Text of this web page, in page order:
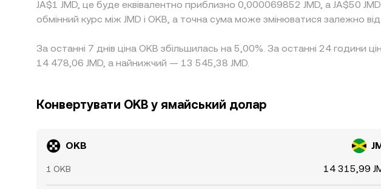
JA$1 JMD, це буде еквівалентно приблизно 0,000069852 JMD, а JA$50
обмінний курс між JMD і OKB, а точна сума може змінюватися залежно
За останні 7 днів ціна OKB збільшилась на 5,00%. За останні 24
14 478,06 JMD, а найнижчий — 13 545,38 JMD.
Конвертувати OKB у ямайський долар
OKB
1 OKB 14 315,99